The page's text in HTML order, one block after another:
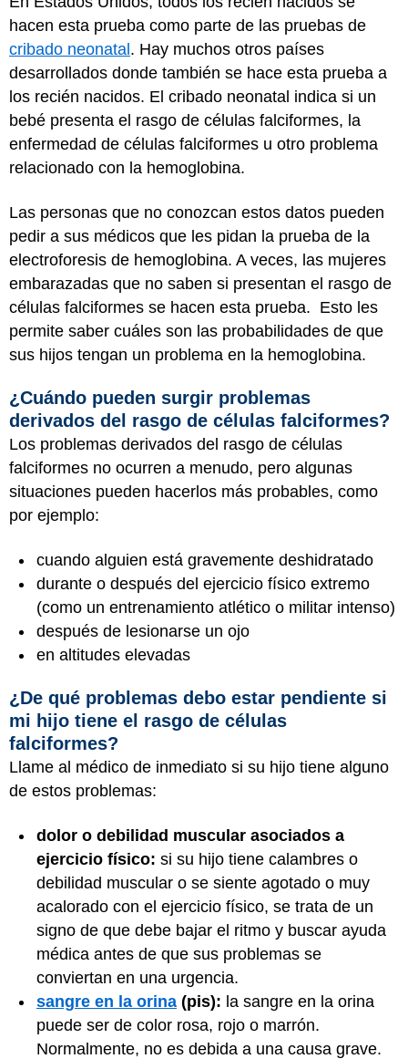
hacen esta prueba como parte de las pruebas de
cribado neonatal . Hay muchos otros países
desarrollados donde también se hace esta prueba a
los recién nacidos. El cribado neonatal indica si un
bebé presenta el rasgo de células falciformes, la
enfermedad de células falciformes u otro problema
relacionado con la hemoglobina.
Las personas que no conozcan estos datos pueden
pedir a sus médicos que les pidan la prueba de la
electroforesis de hemoglobina. A veces, las mujeres
embarazadas que no saben si presentan el rasgo de
células falciformes se hacen esta prueba. Esto les
permite saber cuáles son las probabilidades de que
sus hijos tengan un problema en la hemoglobina.
¿Cuándo pueden surgir problemas
derivados del rasgo de células falciformes?
Los problemas derivados del rasgo de células
falciformes no ocurren a menudo, pero algunas
situaciones pueden hacerlos más probables, como
por ejemplo:
cuando alguien está gravemente deshidratado
durante o después del ejercicio físico extremo
(como un entrenamiento atlético o militar intenso)
después de lesionarse un ojo
en altitudes elevadas
¿De qué problemas debo estar pendiente si
mi hijo tiene el rasgo de células
falciformes?
Llame al médico de inmediato si su hijo tiene alguno
de estos problemas:
dolor o debilidad muscular asociados a
ejercicio físico: si su hijo tiene calambres o
debilidad muscular o se siente agotado o muy
acalorado con el ejercicio físico, se trata de un
signo de que debe bajar el ritmo y buscar ayuda
médica antes de que sus problemas se
conviertan en una urgencia.
sangre en la orina (pis): la sangre en la orina
puede ser de color rosa, rojo o marrón.
Normalmente, no es debida a una causa grave.